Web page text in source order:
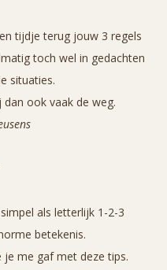
tijdje terug jouw 3 regels
toch wel in gedachten
situaties.
ook vaak de weg.
als letterlijk 1-2-3
betekenis.
je me gaf met deze tips.